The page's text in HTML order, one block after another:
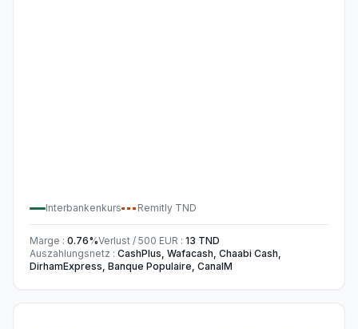
Interbankenkurs Remitly TND
Marge : 0.76%Verlust / 500 EUR : 13 TND
Auszahlungsnetz : CashPlus, Wafacash, Chaabi Cash,
DirhamExpress, Banque Populaire, CanalM